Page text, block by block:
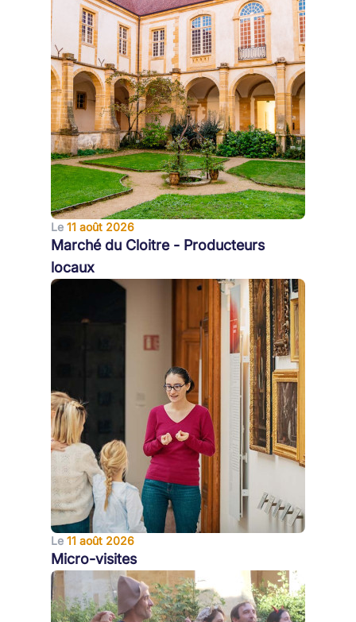
Le 11 août 2026
Marché du Cloitre - Producteurs
locaux
Le 11 août 2026
Micro-visites